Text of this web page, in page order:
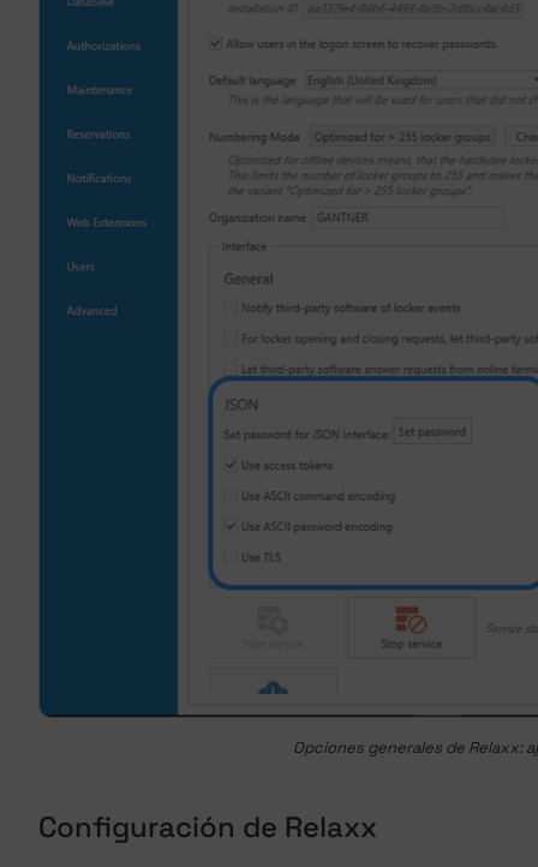
Opciones generales de Relaxx:
Configuración de Relaxx